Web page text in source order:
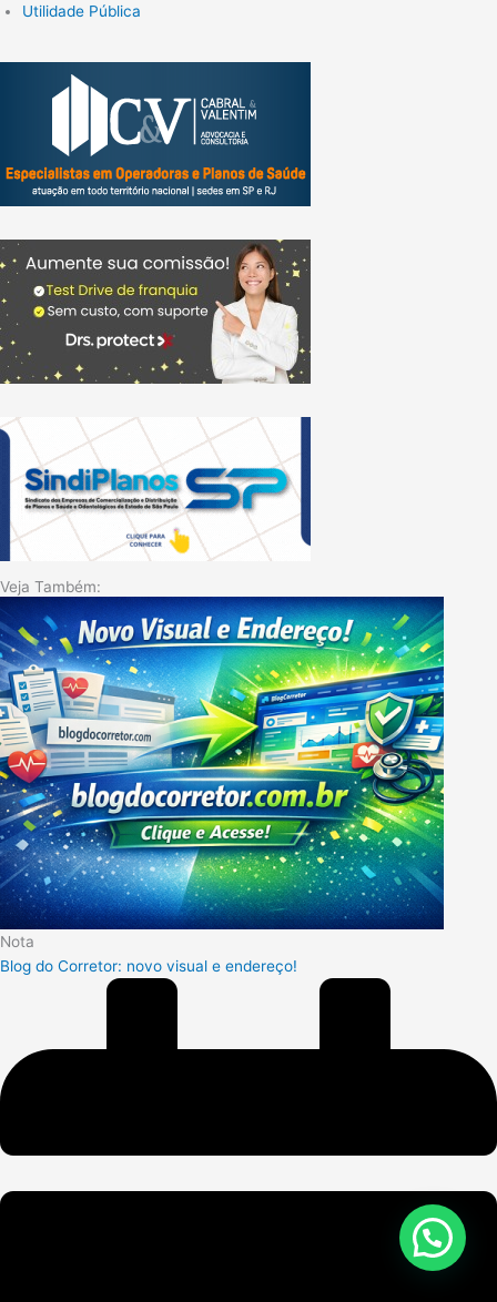
Utilidade Pública
Veja Também:
Nota
Blog do Corretor: novo visual e endereço!